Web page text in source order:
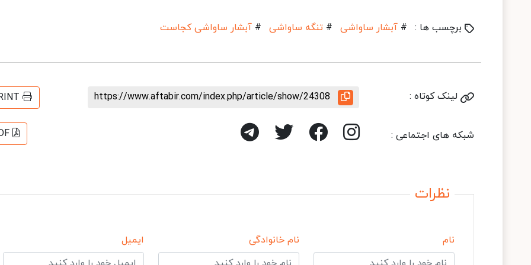
برچسب ها : # آبشار ساواشی # تنگه ساواشی # آبشار ساواشی کجاست
لینک کوتاه : https://www.aftabir.com/index.php/article/show/24308
شبکه های اجتماعی :
نظرات
نام نام خانوادگی ایمیل